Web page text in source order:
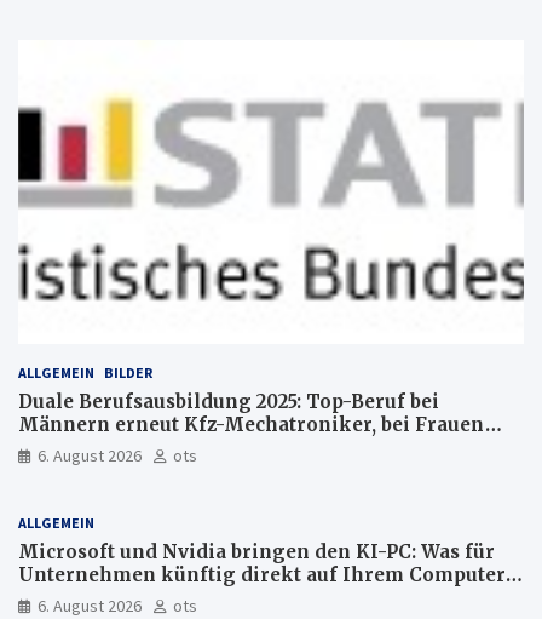
ALLGEMEIN BILDER
Duale Berufsausbildung 2025: Top-Beruf bei
Männern erneut Kfz-Mechatroniker, bei Frauen
medizinische Fachangestellte
6. August 2026 ots
ALLGEMEIN
Microsoft und Nvidia bringen den KI-PC: Was für
Unternehmen künftig direkt auf Ihrem Computer
läuft und was weiter in der Cloud bleibt
6. August 2026 ots